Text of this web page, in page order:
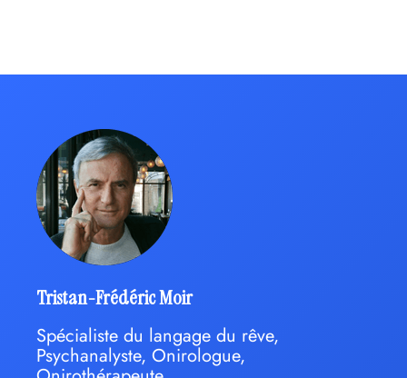
Tristan-Frédéric Moir
Spécialiste du langage du rêve,
Psychanalyste, Onirologue,